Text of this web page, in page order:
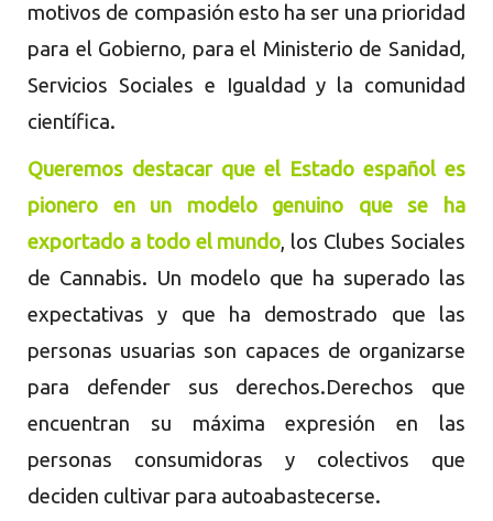
motivos de compasión esto ha ser una prioridad
para el Gobierno, para el Ministerio de Sanidad,
Servicios Sociales e Igualdad y la comunidad
científica.
Queremos destacar que el Estado español es
pionero en un modelo genuino que se ha
exportado a todo el mundo, los Clubes Sociales
de Cannabis. Un modelo que ha superado las
expectativas y que ha demostrado que las
personas usuarias son capaces de organizarse
para defender sus derechos.Derechos que
encuentran su máxima expresión en las
personas consumidoras y colectivos que
deciden cultivar para autoabastecerse.